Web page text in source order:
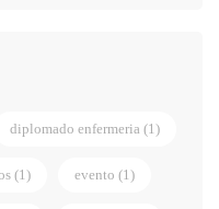
diplomado enfermeria (1)
(1) evento (1)